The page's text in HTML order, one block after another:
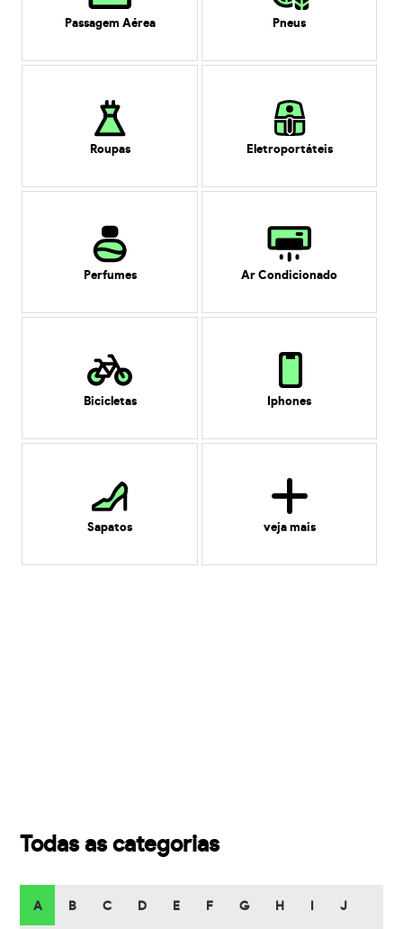
Passagem Aérea Pneus
Roupas Eletroportáteis
Perfumes Ar Condicionado
Bicicletas Iphones
Sapatos veja mais
Todas as categorias
A B C D E F G H J